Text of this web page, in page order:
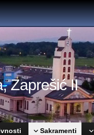
Zaprešić II
Sakramenti